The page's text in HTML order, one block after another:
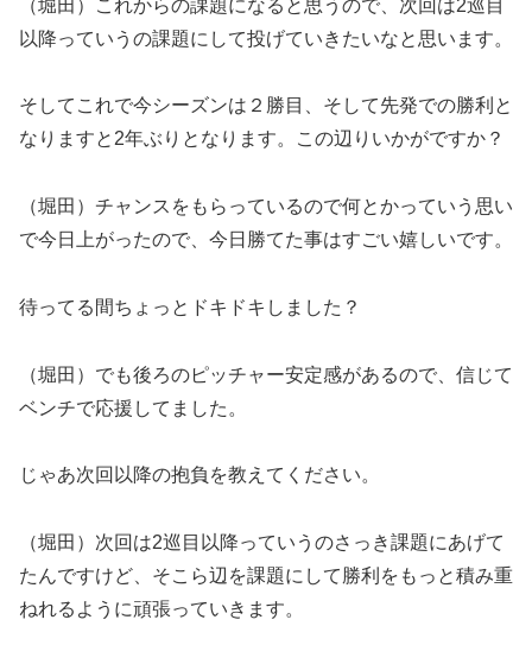
（堀田）これからの課題になると思うので、次回は2巡目
以降っていうの課題にして投げていきたいなと思います。
そしてこれで今シーズンは２勝目、そして先発での勝利と
なりますと2年ぶりとなります。この辺りいかがですか？
（堀田）チャンスをもらっているので何とかっていう思い
で今日上がったので、今日勝てた事はすごい嬉しいです。
待ってる間ちょっとドキドキしました？
（堀田）でも後ろのピッチャー安定感があるので、信じて
ベンチで応援してました。
じゃあ次回以降の抱負を教えてください。
（堀田）次回は2巡目以降っていうのさっき課題にあげて
たんですけど、そこら辺を課題にして勝利をもっと積み重
ねれるように頑張っていきます。